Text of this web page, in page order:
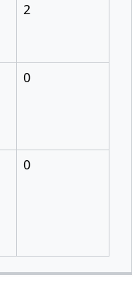
2
0
0